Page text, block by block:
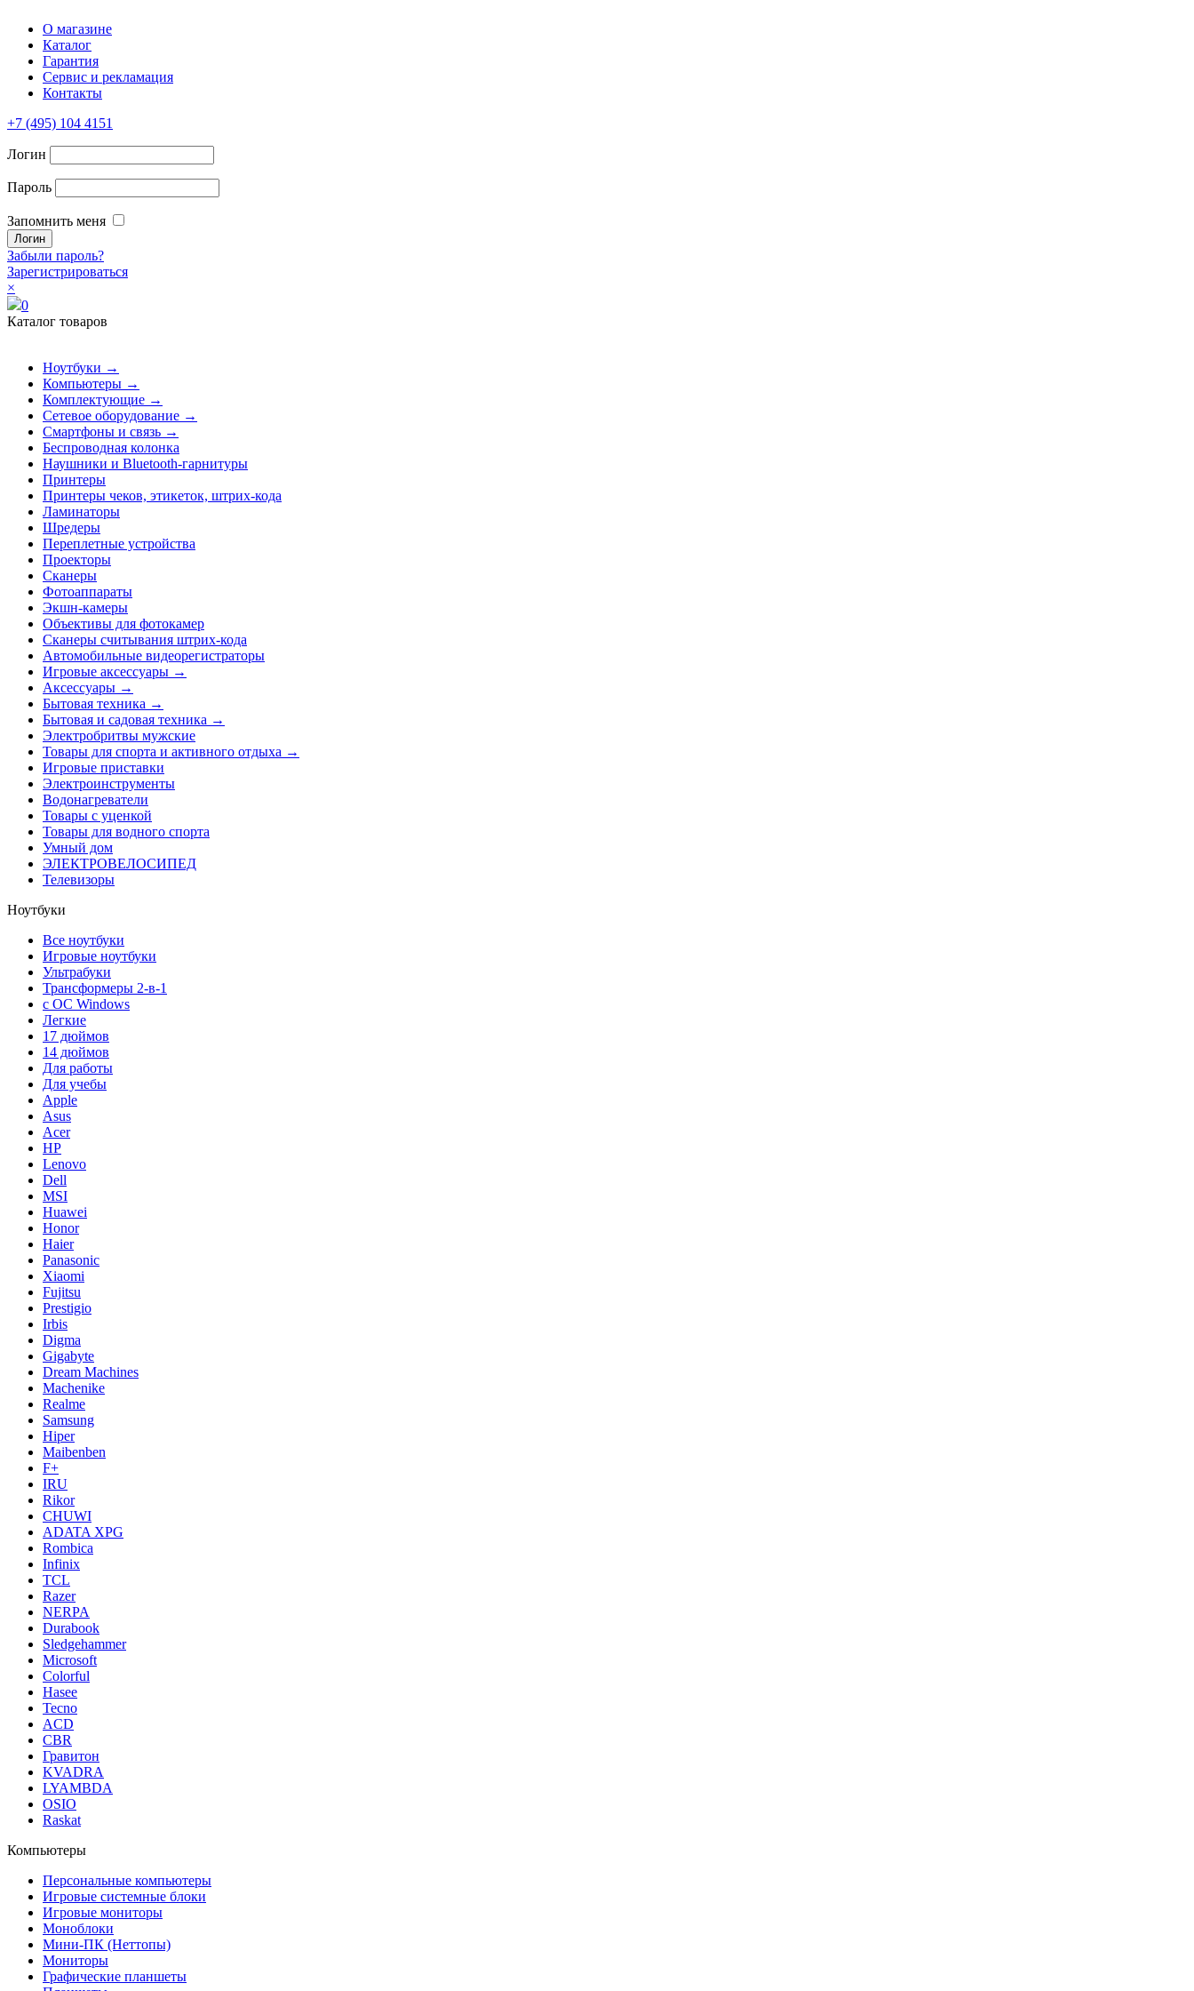
О магазине
Каталог
Гарантия
Сервис и рекламация
Контакты
+7 (495) 104 4151
Логин
Пароль
Запомнить меня
Забыли пароль?
Зарегистрироваться
×
0
Каталог товаров
Ноутбуки →
Компьютеры →
Комплектующие →
Сетевое оборудование →
Смартфоны и связь →
Беспроводная колонка
Наушники и Bluetooth-гарнитуры
Принтеры
Принтеры чеков, этикеток, штрих-кода
Ламинаторы
Шредеры
Переплетные устройства
Проекторы
Сканеры
Фотоаппараты
Экшн-камеры
Объективы для фотокамер
Сканеры считывания штрих-кода
Автомобильные видеорегистраторы
Игровые аксессуары →
Аксессуары →
Бытовая техника →
Бытовая и садовая техника →
Электробритвы мужские
Товары для спорта и активного отдыха →
Игровые приставки
Электроинструменты
Водонагреватели
Товары с уценкой
Товары для водного спорта
Умный дом
ЭЛЕКТРОВЕЛОСИПЕД
Телевизоры
Ноутбуки
Все ноутбуки
Игровые ноутбуки
Ультрабуки
Трансформеры 2-в-1
с ОС Windows
Легкие
17 дюймов
14 дюймов
Для работы
Для учебы
Apple
Asus
Acer
HP
Lenovo
Dell
MSI
Huawei
Honor
Haier
Panasonic
Xiaomi
Fujitsu
Prestigio
Irbis
Digma
Gigabyte
Dream Machines
Machenike
Realme
Samsung
Hiper
Maibenben
F+
IRU
Rikor
CHUWI
ADATA XPG
Rombica
Infinix
TCL
Razer
NERPA
Durabook
Sledgehammer
Microsoft
Colorful
Hasee
Tecno
ACD
CBR
Гравитон
KVADRA
LYAMBDA
OSIO
Raskat
Компьютеры
Персональные компьютеры
Игровые системные блоки
Игровые мониторы
Моноблоки
Мини-ПК (Неттопы)
Мониторы
Графические планшеты